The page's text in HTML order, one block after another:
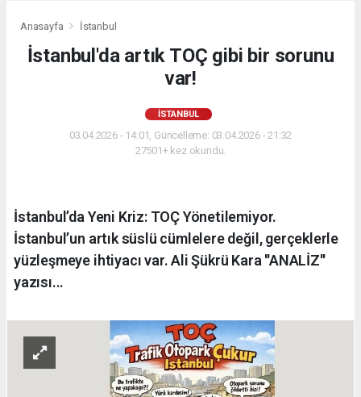
Anasayfa İstanbul
İstanbul'da artık TOÇ gibi bir sorunu
var!
İSTANBUL
03.04.2026 - 14:01, Güncelleme: 03.04.2026 - 21:32
27501+ kez okundu.
İstanbul’da Yeni Kriz: TOÇ Yönetilemiyor.
İstanbul’un artık süslü cümlelere değil, gerçeklerle
yüzleşmeye ihtiyacı var. Ali Şükrü Kara ''ANALİZ''
yazısı...